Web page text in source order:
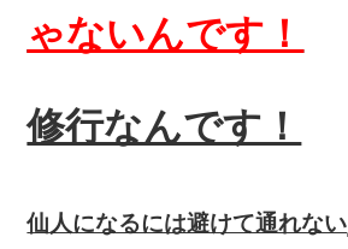
ゃないんです！
修行なんです！
仙人になるには避けて通れない